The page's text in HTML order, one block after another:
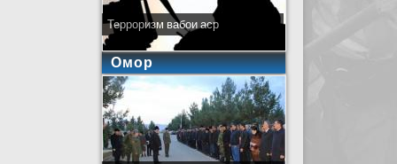
Терроризм вабои аср
Омор